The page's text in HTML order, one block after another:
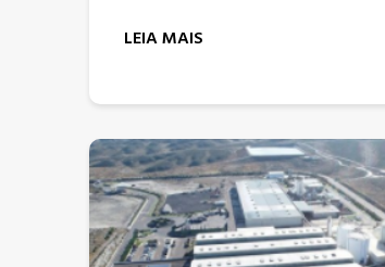
LEIA MAIS